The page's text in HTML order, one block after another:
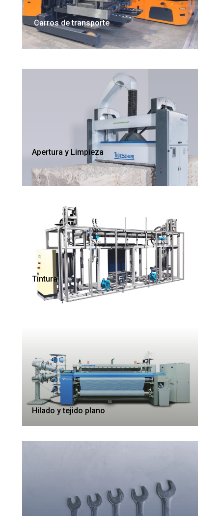
Carros de transporte
Apertura y Limpieza
Tintura
Hilado y tejido plano